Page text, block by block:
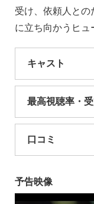
受け、依頼人との
に立ち向かうヒュ
キャスト
最高視聴率・
口コミ
予告映像